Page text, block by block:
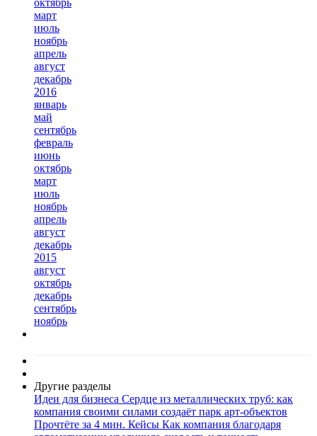
октябрь
март
июль
ноябрь
апрель
август
декабрь
2016
январь
май
сентябрь
февраль
июнь
октябрь
март
июль
ноябрь
апрель
август
декабрь
2015
август
октябрь
декабрь
сентябрь
ноябрь
Другие разделы
Идеи для бизнеса Сердце из металлических труб: как
компания своими силами создаёт парк арт-объектов
Прочтёте за 4 мин. Кейсы Как компания благодаря